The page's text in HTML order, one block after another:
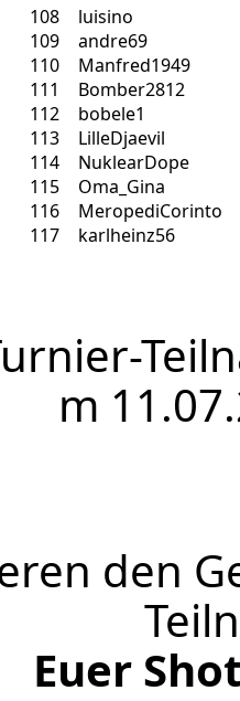
108
luisino
109
andre69
110
Manfred1949
111
Bomber2812
112
bobele1
113
LilleDjaevil
114
NuklearDope
115
Oma_Gina
116
MeropediCorinto
117
karlheinz56
m
den
Euer